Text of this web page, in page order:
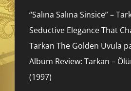
“Salına Salına Sinsice” –
Seductive Elegance That
Tarkan The Golden Uvula
Album Review: Tarkan –
(1997)